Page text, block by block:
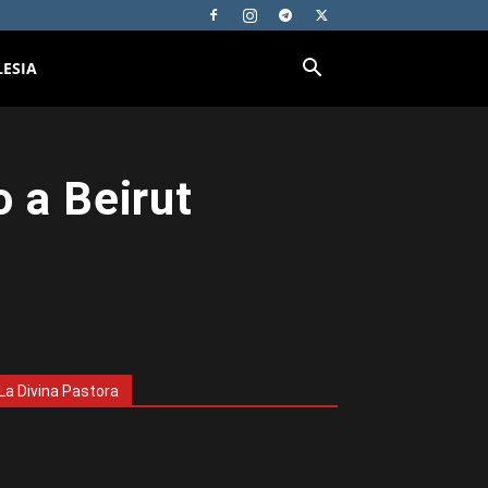
a Beirut
La Divina Pastora